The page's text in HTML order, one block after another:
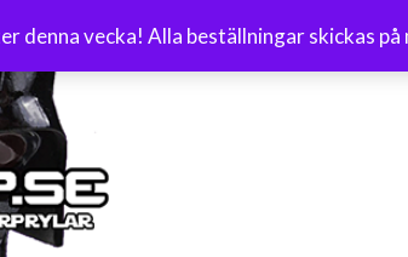
denna vecka! Alla beställningar skickas på
Frakt 89 kr